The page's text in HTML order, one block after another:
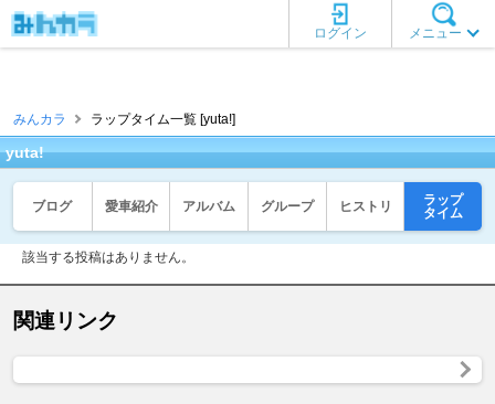
メニュー
ログイン
みんカラ ラップタイム一覧 [yuta!]
yuta!
ブログ 愛車紹介 アルバム グループ ヒストリ
ラップ
タイム
該当する投稿はありません。
関連リンク